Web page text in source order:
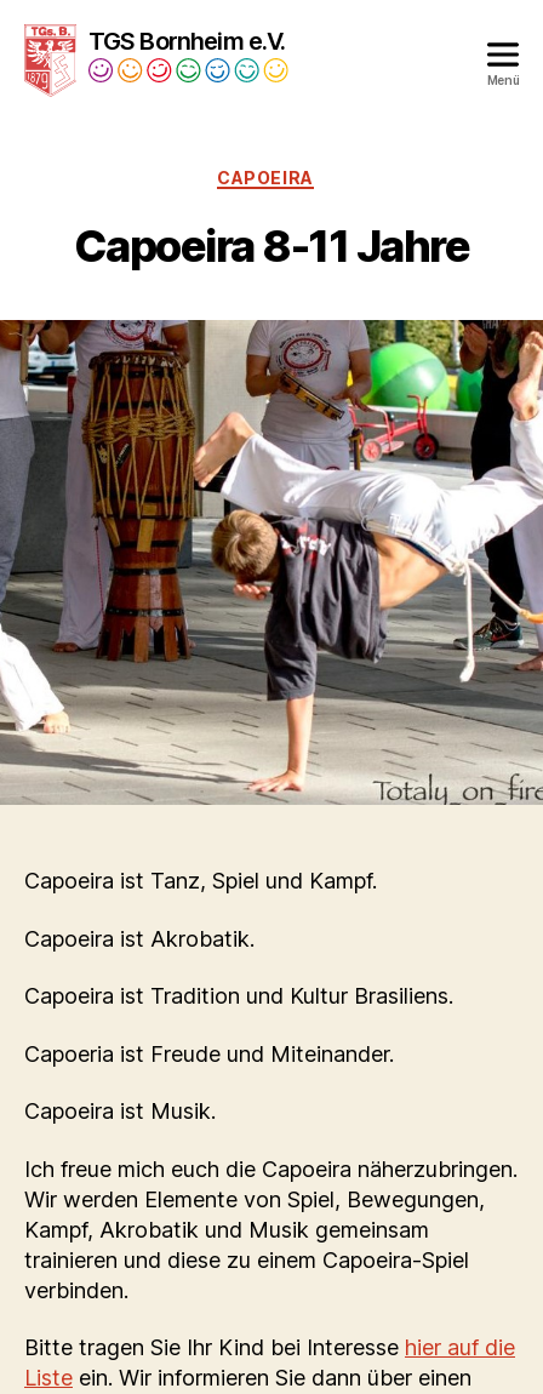
TGS Bornheim e.V.
Menü
CAPOEIRA
Capoeira 8-11 Jahre
Capoeira ist Tanz, Spiel und Kampf.
Capoeira ist Akrobatik.
Capoeira ist Tradition und Kultur Brasiliens.
Capoeria ist Freude und Miteinander.
Capoeira ist Musik.
Ich freue mich euch die Capoeira näherzubringen.
Wir werden Elemente von Spiel, Bewegungen,
Kampf, Akrobatik und Musik gemeinsam
trainieren und diese zu einem Capoeira-Spiel
verbinden.
Bitte tragen Sie Ihr Kind bei Interesse hier auf die
Liste ein. Wir informieren Sie dann über einen